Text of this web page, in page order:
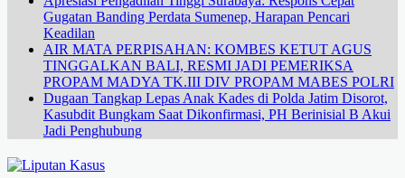
Gugatan Banding Perdata Sumenep, Harapan Pencari
Keadilan
AIR MATA PERPISAHAN: KOMBES KETUT AGUS
TINGGALKAN BALI, RESMI JADI PEMERIKSA
PROPAM MADYA TK.III DIV PROPAM MABES POLRI
Dugaan Tangkap Lepas Anak Kades di Polda Jatim Disorot,
Kasubdit Bungkam Saat Dikonfirmasi, PH Berinisial B Akui
Jadi Penghubung